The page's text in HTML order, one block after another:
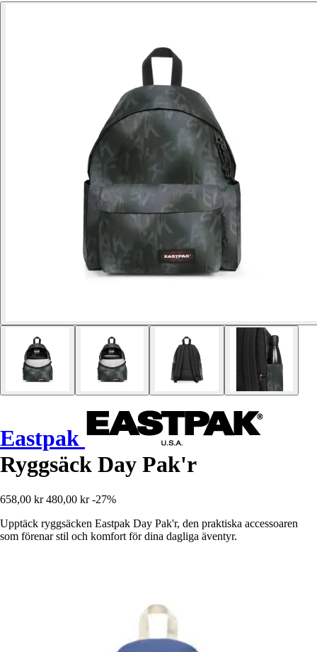
Eastpak
Ryggsäck Day Pak'r
658,00 kr 480,00 kr -27%
Upptäck ryggsäcken Eastpak Day Pak'r, den praktiska accessoaren
som förenar stil och komfort för dina dagliga äventyr.